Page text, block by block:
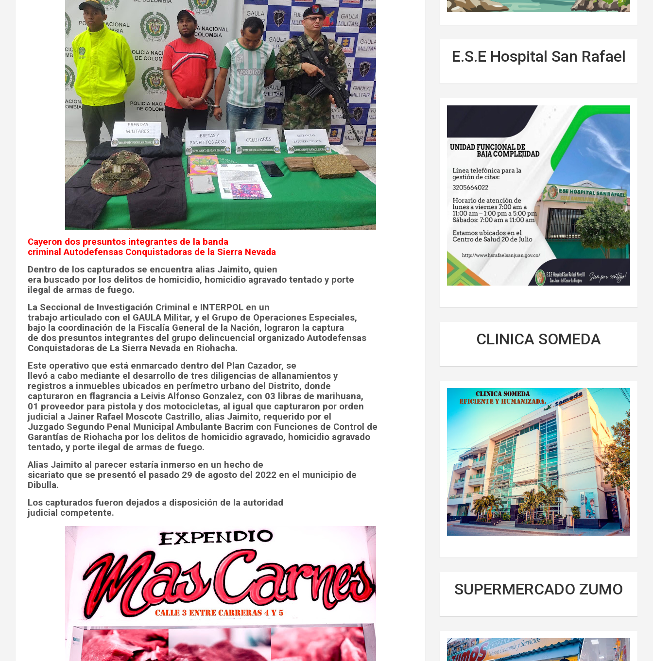
Cayeron dos presuntos integrantes de la banda
criminal Autodefensas Conquistadoras de la Sierra Nevada
Dentro de los capturados se encuentra alias Jaimito, quien
era buscado por los delitos de homicidio, homicidio agravado tentado y porte
ilegal de armas de fuego.
La Seccional de Investigación Criminal e INTERPOL en un
trabajo articulado con el GAULA Militar, y el Grupo de Operaciones Especiales,
bajo la coordinación de la Fiscalía General de la Nación, lograron la captura
de dos presuntos integrantes del grupo delincuencial organizado Autodefensas
Conquistadoras de La Sierra Nevada en Riohacha.
Este operativo que está enmarcado dentro del Plan Cazador, se
llevó a cabo mediante el desarrollo de tres diligencias de allanamientos y
registros a inmuebles ubicados en perímetro urbano del Distrito, donde
capturaron en flagrancia a Leivis Alfonso Gonzalez, con 03 libras de marihuana,
01 proveedor para pistola y dos motocicletas, al igual que capturaron por orden
judicial a Jainer Rafael Moscote Castrillo, alias Jaimito, requerido por el
Juzgado Segundo Penal Municipal Ambulante Bacrim con Funciones de Control de
Garantías de Riohacha por los delitos de homicidio agravado, homicidio agravado
tentado, y porte ilegal de armas de fuego.
Alias Jaimito al parecer estaría inmerso en un hecho de
sicariato que se presentó el pasado 29 de agosto del 2022 en el municipio de
Dibulla.
Los capturados fueron dejados a disposición de la autoridad
judicial competente.
E.S.E Hospital San Rafael
CLINICA SOMEDA
SUPERMERCADO ZUMO